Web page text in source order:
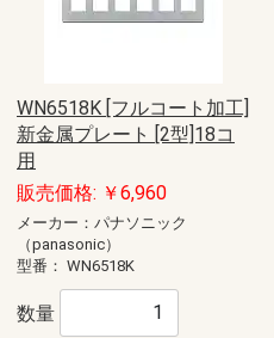
WN6518K [フルコート加工]
新金属プレート [2型]18コ
用
販売価格: ￥6,960
メーカー：パナソニック
（panasonic）
型番： WN6518K
数量